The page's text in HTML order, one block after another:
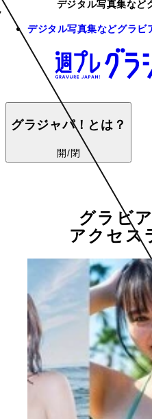
デジタル写真集など
デジタル写真集などグラビ
グラジャパ！とは？
開/閉
グラビ
アクセス